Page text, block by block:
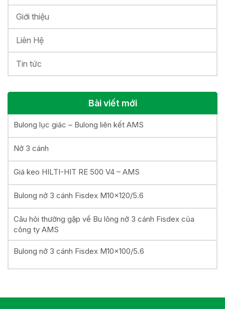
Giới thiệu
Liên Hệ
Tin tức
Bài viết mới
Bulong lục giác – Bulong liên kết AMS
Nở 3 cánh
Giá keo HILTI-HIT RE 500 V4 – AMS
Bulong nở 3 cánh Fisdex M10x120/5.6
Câu hỏi thường gặp về Bu lông nở 3 cánh Fisdex của
công ty AMS
Bulong nở 3 cánh Fisdex M10x100/5.6